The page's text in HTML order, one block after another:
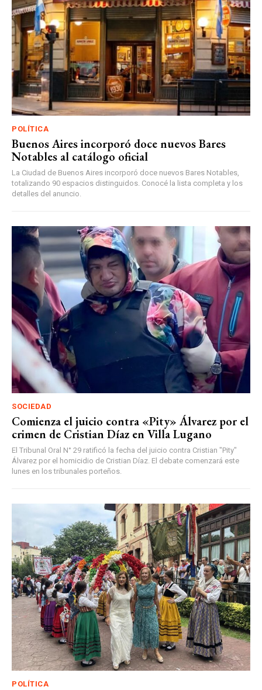
POLÍTICA
Buenos Aires incorporó doce nuevos Bares
Notables al catálogo oficial
La Ciudad de Buenos Aires incorporó doce nuevos Bares Notables,
totalizando 90 espacios distinguidos. Conocé la lista completa y los
detalles del anuncio.
SOCIEDAD
Comienza el juicio contra «Pity» Álvarez por el
crimen de Cristian Díaz en Villa Lugano
El Tribunal Oral N° 29 ratificó la fecha del juicio contra Cristian "Pity"
Álvarez por el homicidio de Cristian Díaz. El debate comenzará este
lunes en los tribunales porteños.
POLÍTICA